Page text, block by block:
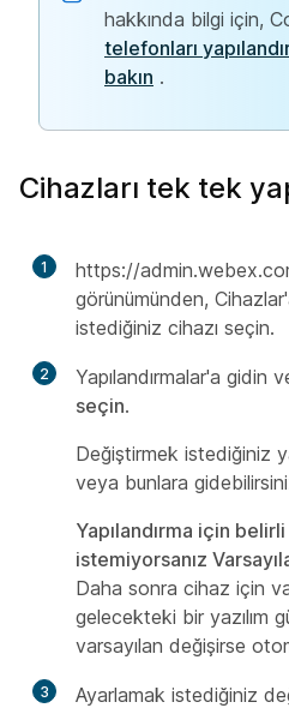
hakkında bilgi için,
telefonları
bakın .
Cihazları tek tek
1 https://
görünümünden,
istediğiniz cihazı seçin.
2 Yapılandırmalar'a gidin
seçin.
Değiştirmek istediğiniz
veya bunlara
Yapılandırma için
istemiyorsanız
Daha sonra cihaz için
gelecekteki bir yazılım
varsayılan değişirse
3
Ayarlamak istediğiniz